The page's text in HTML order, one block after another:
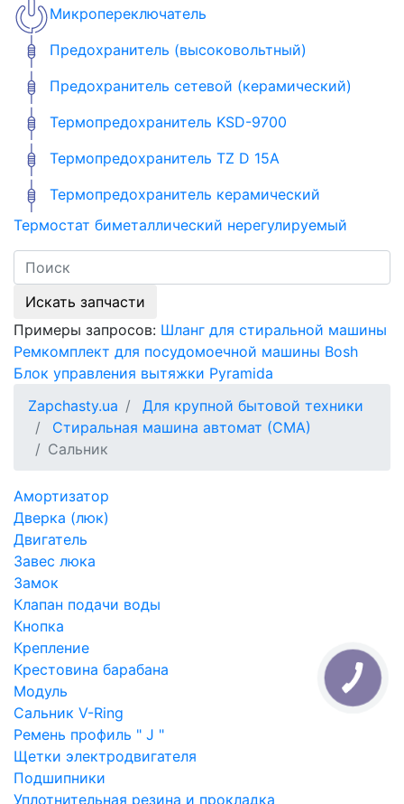
Микропереключатель
Предохранитель (высоковольтный)
Предохранитель сетевой (керамический)
Термопредохранитель KSD-9700
Термопредохранитель TZ D 15A
Термопредохранитель керамический
Термостат биметаллический нерегулируемый
Искать запчасти
Примеры запросов: Шланг для стиральной машины
Ремкомплект для посудомоечной машины Bosh
Блок управления вытяжки Pyramida
Zapchasty.ua
Для крупной бытовой техники
Стиральная машина автомат (СМА)
Сальник
Амортизатор
Дверка (люк)
Двигатель
Завес люка
Замок
Клапан подачи воды
Кнопка
Крепление
Крестовина барабана
Модуль
Сальник V-Ring
Ремень профиль " J "
Щетки электродвигателя
Подшипники
Уплотнительная резина и прокладка